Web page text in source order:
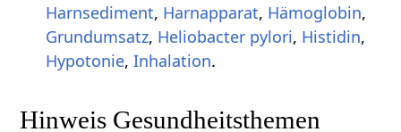
Harnsediment, Harnapparat, Hämoglobin,
Grundumsatz, Heliobacter pylori, Histidin,
Hypotonie, Inhalation.
Hinweis Gesundheitsthemen